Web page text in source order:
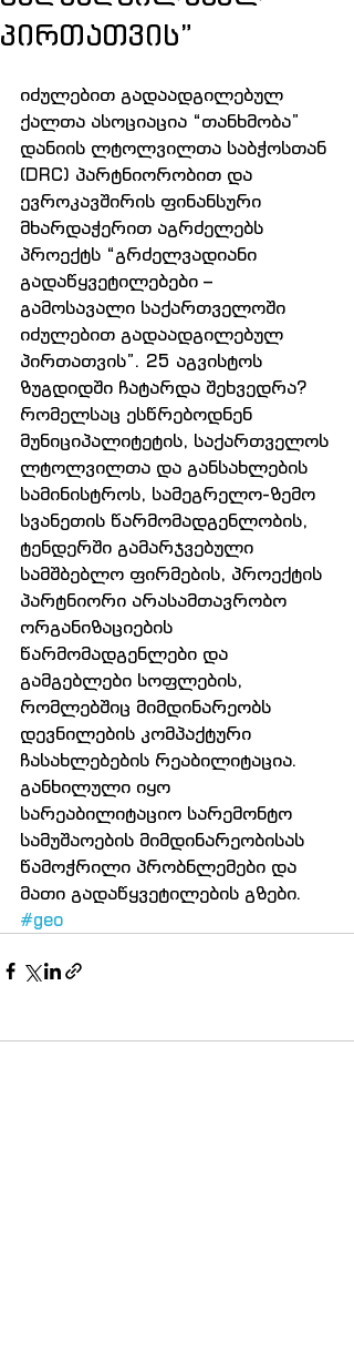
პირთათვის”
იძულებით გადაადგილებულ
ქალთა ასოციაცია “თანხმობა”
დანიის ლტოლვილთა საბჭოსთან
(DRC) პარტნიორობით და
ევროკავშირის ფინანსური
მხარდაჭერით აგრძელებს
პროექტს “გრძელვადიანი
გადაწყვეტილებები –
გამოსავალი საქართველოში
იძულებით გადაადგილებულ
პირთათვის”. 25 აგვისტოს
ზუგდიდში ჩატარდა შეხვედრა?
რომელსაც ესწრებოდნენ
მუნიციპალიტეტის, საქართველოს
ლტოლვილთა და განსახლების
სამინისტროს, სამეგრელო-ზემო
სვანეთის წარმომადგენლობის,
ტენდერში გამარჯვებული
სამშბებლო ფირმების, პროექტის
პარტნიორი არასამთავრობო
ორგანიზაციების
წარმომადგენლები და
გამგებლები სოფლების,
რომლებშიც მიმდინარეობს
დევნილების კომპაქტური
ჩასახლებების რეაბილიტაცია.
განხილული იყო
სარეაბილიტაციო სარემონტო
სამუშაოების მიმდინარეობისას
წამოჭრილი პრობნლემები და
მათი გადაწყვეტილების გზები.
#geo